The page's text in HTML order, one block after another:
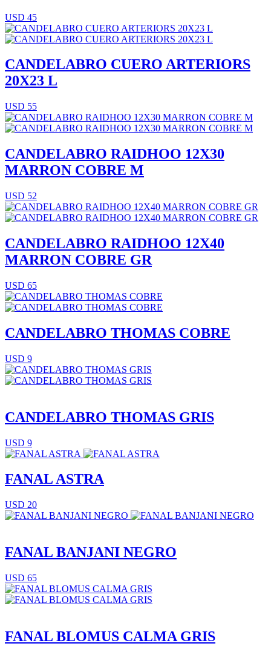
USD 45
CANDELABRO CUERO ARTERIORS
20X23 L
USD 55
CANDELABRO RAIDHOO 12X30
MARRON COBRE M
USD 52
CANDELABRO RAIDHOO 12X40
MARRON COBRE GR
USD 65
CANDELABRO THOMAS COBRE
USD 9
CANDELABRO THOMAS GRIS
USD 9
FANAL ASTRA
USD 20
FANAL BANJANI NEGRO
USD 65
FANAL BLOMUS CALMA GRIS